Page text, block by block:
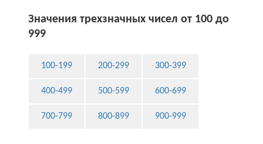
Значения трехзначных чисел от 100 до
999
100-199 200-299 300-399
400-499 500-599 600-699
700-799 800-899 900-999